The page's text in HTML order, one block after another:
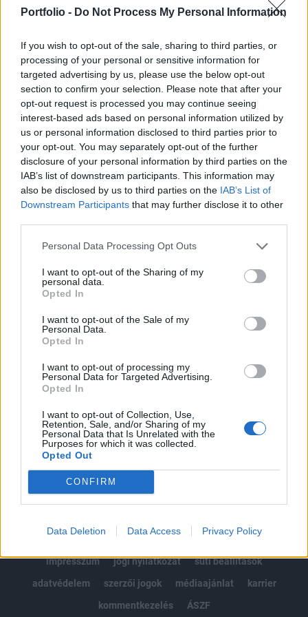
Portfolio - Do Not Process My Personal Information
If you wish to opt-out of the sale, sharing to third parties, or
processing of your personal or sensitive information for
targeted advertising by us, please use the below opt-out
section to confirm your selection. Please note that after your
opt-out request is processed you may continue seeing
interest-based ads based on personal information utilized by
us or personal information disclosed to third parties prior to
your opt-out. You may separately opt-out of the further
disclosure of your personal information by third parties on the
IAB’s list of downstream participants. This information may
also be disclosed by us to third parties on the IAB’s List of
Downstream Participants that may further disclose it to other
Personal Data Processing Opt Outs
I want to opt-out of the Sharing of my
personal data.
Opted In
I want to opt-out of the Sale of my
Personal Data.
Opted In
I want to opt-out of processing my
Personal Data for Targeted Advertising.
Opted In
I want to opt-out of Collection, Use,
Retention, Sale, and/or Sharing of my
Personal Data that Is Unrelated with the
Purposes for which it was collected.
Opted Out
CONFIRM
Data Deletion Data Access Privacy Policy
láthattunk ma a magyar tőzsdén, az OTP 2022
Portfolio Investment Day 2026Október 21-én jön a Portfolio
Investment Day 2026, ahol a piac vezető szakértőivel
keressük a választ a befektetőket leginkább foglalkoztató
kérdésekre. Meddig tarthat az AI-rali, kik lehetnek a
következő évek nyertesei, mire számíthatunk a részvény-,
kötvény-, nyersanyag- és kriptopiacokon, és hogyan
érdemes portfóliót építeni egy gyorsan változó...
KEDVES OLVASÓNK!
tartozik, melynek olvasása előfizetéses
regisztrációhoz kötött.
Az előfizetés a következőket tartalmazza:
Kötéslisták: BÉT elmúlt 2 év napon belüli
kötéslistái
Előfizetés
MÁR ELŐFIZETŐNK VAGY?BEJELENTKEZÉS
impresszum
jogi nyilatkozat
süti beállítások
adatvédelem
szerzői jogok médiaajánlat
karrier
kommentkezelés
ÁSZF